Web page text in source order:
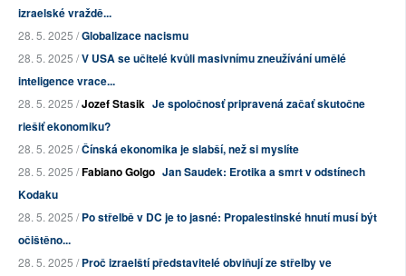
izraelské vraždě...
28. 5. 2025 /Globalizace nacismu
28. 5. 2025 /V USA se učitelé kvůli masivnímu zneužívání umělé
inteligence vrace...
28. 5. 2025 /Jozef Stasik Je spoločnosť pripravená začať skutočne
riešiť ekonomiku?
28. 5. 2025 /Čínská ekonomika je slabší, než si myslíte
28. 5. 2025 /Fabiano Golgo Jan Saudek: Erotika a smrt v odstínech
Kodaku
28. 5. 2025 /Po střelbě v DC je to jasné: Propalestinské hnutí musí být
očištěno...
28. 5. 2025 /Proč izraelští představitelé obviňují ze střelby ve